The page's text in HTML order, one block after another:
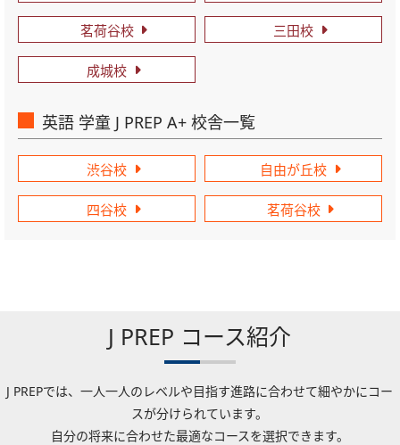
茗荷谷校 三田校
成城校
英語 学童 J PREP A+ 校舎一覧
渋谷校 自由が丘校
四谷校 茗荷谷校
J PREP コース紹介
J PREPでは、一人一人のレベルや目指す進路に合わせて細やかにコー
スが分けられています。
自分の将来に合わせた最適なコースを選択できます。